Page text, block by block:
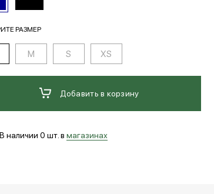
РАЗМЕР
M S XS
Добавить в корзину
В наличии 0 шт. в магазинах